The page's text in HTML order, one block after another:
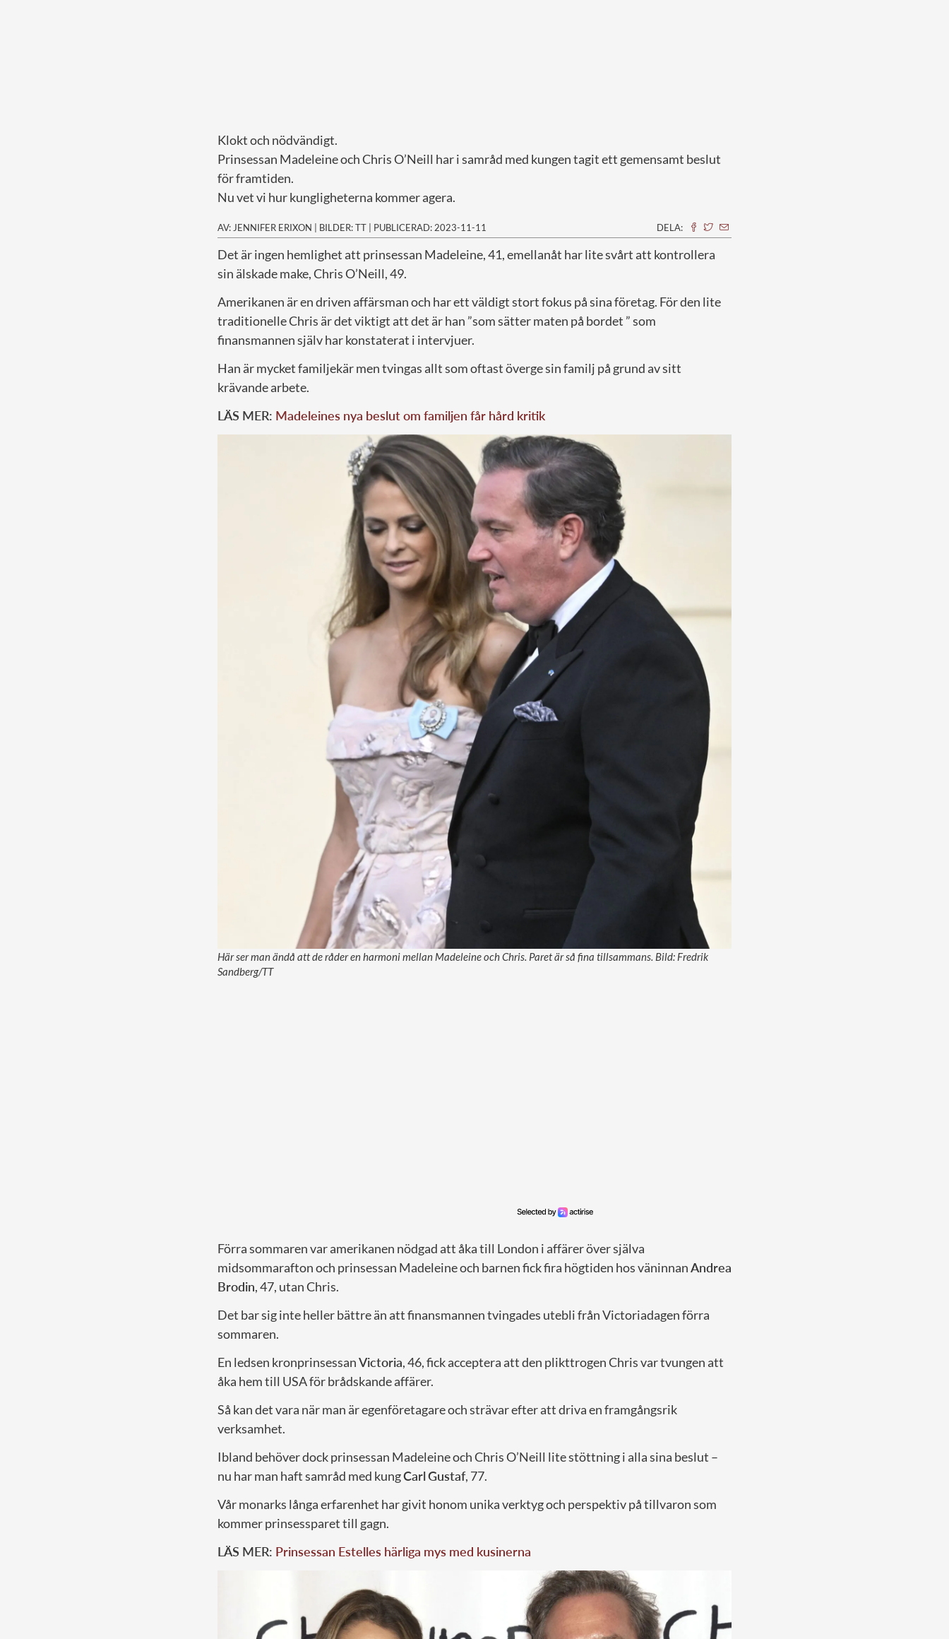
Klokt och nödvändigt.
Prinsessan Madeleine och Chris O’Neill har i samråd med kungen tagit ett gemensamt beslut
för framtiden.
Nu vet vi hur kungligheterna kommer agera.
AV: JENNIFER ERIXON | BILDER: TT | PUBLICERAD: 2023-11-11 DELA:
Det är ingen hemlighet att prinsessan Madeleine, 41, emellanåt har lite svårt att kontrollera
sin älskade make, Chris O’Neill, 49.
Amerikanen är en driven affärsman och har ett väldigt stort fokus på sina företag. För den lite
traditionelle Chris är det viktigt att det är han ”som sätter maten på bordet ” som
finansmannen själv har konstaterat i intervjuer.
Han är mycket familjekär men tvingas allt som oftast överge sin familj på grund av sitt
krävande arbete.
LÄS MER: Madeleines nya beslut om familjen får hård kritik
Här ser man ändå att de råder en harmoni mellan Madeleine och Chris. Paret är så fina tillsammans. Bild: Fredrik
Sandberg/TT
Förra sommaren var amerikanen nödgad att åka till London i affärer över själva
midsommarafton och prinsessan Madeleine och barnen fick fira högtiden hos väninnanAndrea
Brodin, 47, utan Chris.
Det bar sig inte heller bättre än att finansmannen tvingades utebli från Victoriadagen förra
sommaren.
En ledsen kronprinsessanVictoria, 46, fick acceptera att den plikttrogen Chris var tvungen att
åka hem till USA för brådskande affärer.
Så kan det vara när man är egenföretagare och strävar efter att driva en framgångsrik
verksamhet.
Ibland behöver dock prinsessan Madeleine och Chris O’Neill lite stöttning i alla sina beslut –
nu har man haft samråd med kungCarlGustaf, 77.
Vår monarks långa erfarenhet har givit honom unika verktyg och perspektiv på tillvaron som
kommer prinsessparet till gagn.
LÄS MER: Prinsessan Estelles härliga mys med kusinerna